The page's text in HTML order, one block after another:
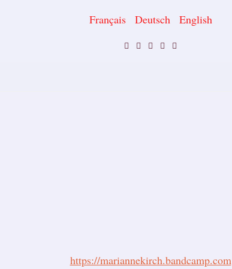
Français Deutsch English
https://mariannekirch.bandcamp.com